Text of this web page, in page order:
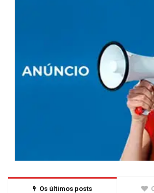
Os últimos posts